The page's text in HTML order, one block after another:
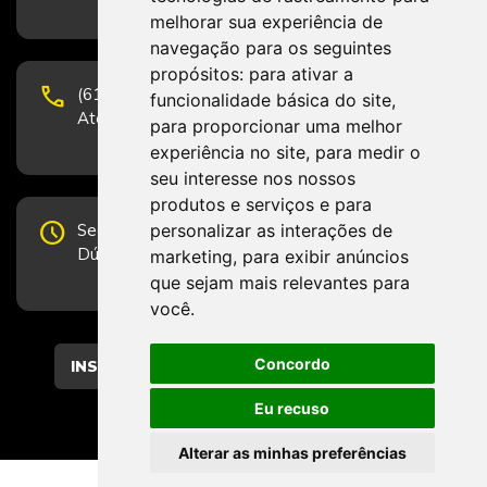
melhorar sua experiência de
navegação para os seguintes
propósitos: para ativar a
funcionalidade básica do site,
para proporcionar uma melhor
experiência no site, para medir o
seu interesse nos nossos
produtos e serviços e para
personalizar as interações de
marketing, para exibir anúncios
que sejam mais relevantes para
você.
Concordo
Eu recuso
Alterar as minhas preferências
phone
(61) 3223-1652 e (61) 98131-3801.
Atendimento por telefone em horário comercial
schedule Segunda-feira a Sexta-feira de 12h às 19h.
Dúvidas e sugestões pelo Fale Conosco.